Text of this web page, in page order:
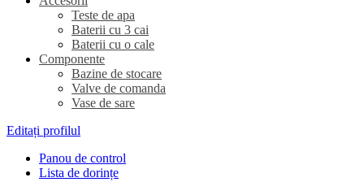
Teste de apa
Baterii cu 3 cai
Baterii cu o cale
Componente
Bazine de stocare
Valve de comanda
Vase de sare
Editați profilul
Panou de control
Lista de dorințe